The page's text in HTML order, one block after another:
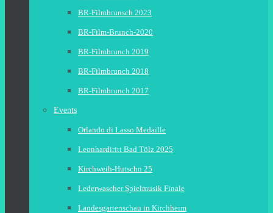
BR-Filmbrunsch 2023
BR-Film-Brunch-2020
BR-Filmbrunch 2019
BR-Filmbrunch 2018
BR-Filmbrunch 2017
Events
Orlando di Lasso Medaille
Leonhardiritt Bad Tölz 2025
Kirchweih-Hutschn 25
Lederwascher Spielmusik Finale
Landesgartenschau in Kirchheim